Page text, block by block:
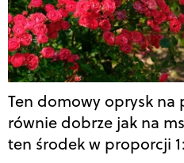
Ten domowy oprysk na
równie dobrze jak na
ten środek w proporcji